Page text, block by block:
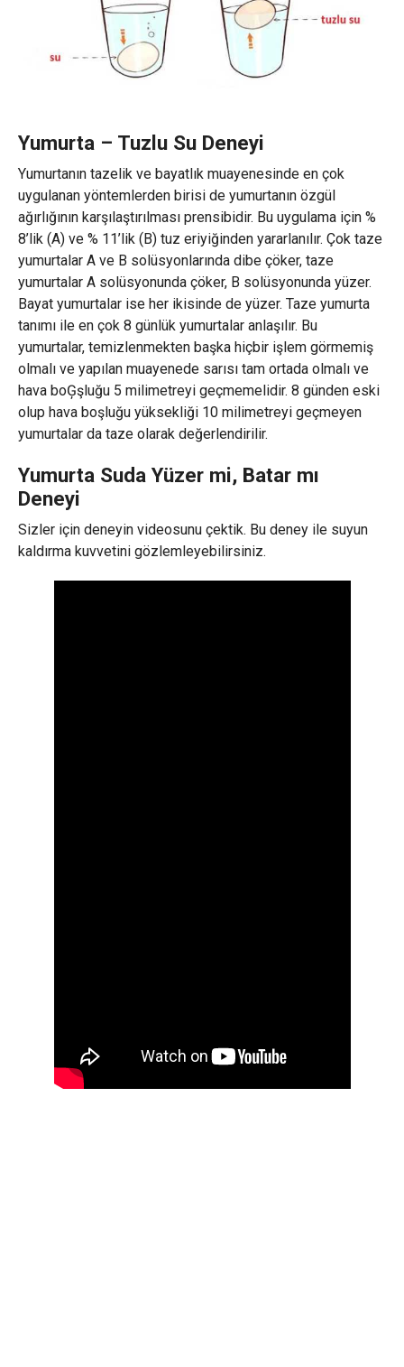
Yumurta – Tuzlu Su Deneyi
Yumurtanın tazelik ve bayatlık muayenesinde en çok
uygulanan yöntemlerden birisi de yumurtanın özgül
ağırlığının karşılaştırılması prensibidir. Bu uygulama için %
8’lik (A) ve % 11’lik (B) tuz eriyiğinden yararlanılır. Çok taze
yumurtalar A ve B solüsyonlarında dibe çöker, taze
yumurtalar A solüsyonunda çöker, B solüsyonunda yüzer.
Bayat yumurtalar ise her ikisinde de yüzer. Taze yumurta
tanımı ile en çok 8 günlük yumurtalar anlaşılır. Bu
yumurtalar, temizlenmekten başka hiçbir işlem görmemiş
olmalı ve yapılan muayenede sarısı tam ortada olmalı ve
hava boĢşluğu 5 milimetreyi geçmemelidir. 8 günden eski
olup hava boşluğu yüksekliği 10 milimetreyi geçmeyen
yumurtalar da taze olarak değerlendirilir.
Yumurta Suda Yüzer mi, Batar mı
Deneyi
Sizler için deneyin videosunu çektik. Bu deney ile suyun
kaldırma kuvvetini gözlemleyebilirsiniz.